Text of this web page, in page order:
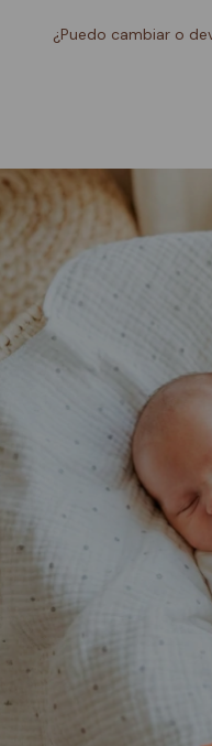
¿Puedo cambiar o